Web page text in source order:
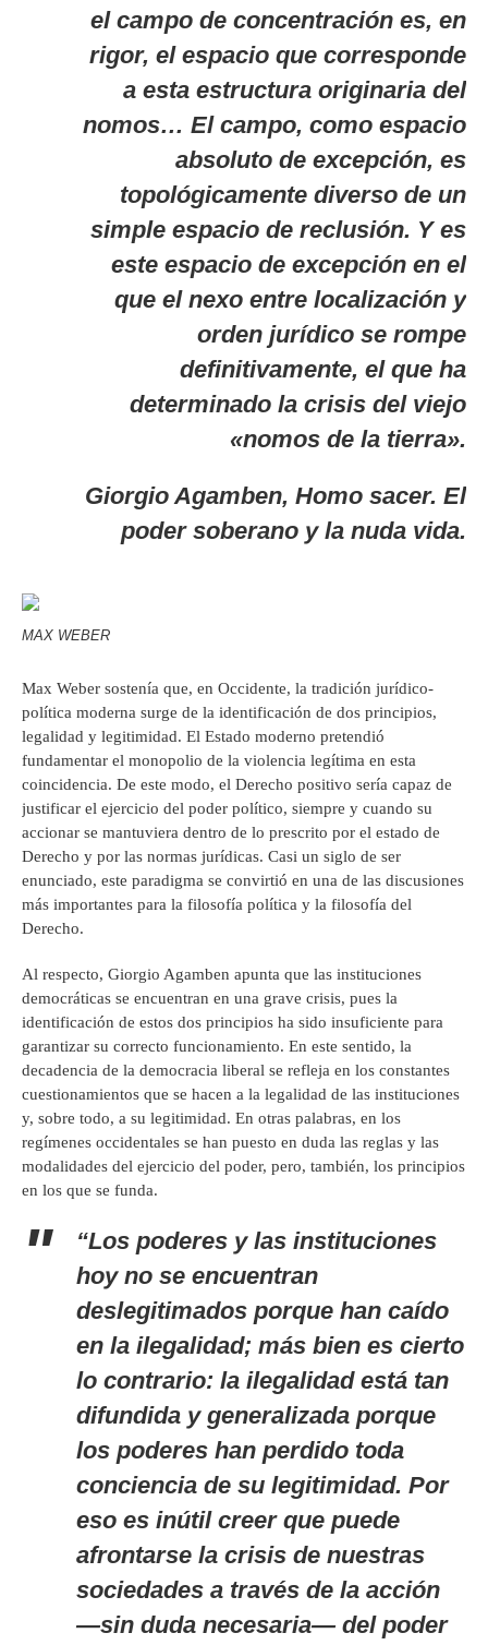
el campo de concentración es, en
rigor, el espacio que corresponde
a esta estructura originaria del
nomos… El campo, como espacio
absoluto de excepción, es
topológicamente diverso de un
simple espacio de reclusión. Y es
este espacio de excepción en el
que el nexo entre localización y
orden jurídico se rompe
definitivamente, el que ha
determinado la crisis del viejo
«nomos de la tierra».
Giorgio Agamben, Homo sacer. El
poder soberano y la nuda vida.
MAX WEBER
Max Weber sostenía que, en Occidente, la tradición jurídico-
política moderna surge de la identificación de dos principios,
legalidad y legitimidad. El Estado moderno pretendió
fundamentar el monopolio de la violencia legítima en esta
coincidencia. De este modo, el Derecho positivo sería capaz de
justificar el ejercicio del poder político, siempre y cuando su
accionar se mantuviera dentro de lo prescrito por el estado de
Derecho y por las normas jurídicas. Casi un siglo de ser
enunciado, este paradigma se convirtió en una de las discusiones
más importantes para la filosofía política y la filosofía del
Derecho.
Al respecto, Giorgio Agamben apunta que las instituciones
democráticas se encuentran en una grave crisis, pues la
identificación de estos dos principios ha sido insuficiente para
garantizar su correcto funcionamiento. En este sentido, la
decadencia de la democracia liberal se refleja en los constantes
cuestionamientos que se hacen a la legalidad de las instituciones
y, sobre todo, a su legitimidad. En otras palabras, en los
regímenes occidentales se han puesto en duda las reglas y las
modalidades del ejercicio del poder, pero, también, los principios
en los que se funda.
“Los poderes y las instituciones
hoy no se encuentran
deslegitimados porque han caído
en la ilegalidad; más bien es cierto
lo contrario: la ilegalidad está tan
difundida y generalizada porque
los poderes han perdido toda
conciencia de su legitimidad. Por
eso es inútil creer que puede
afrontarse la crisis de nuestras
sociedades a través de la acción
—sin duda necesaria— del poder